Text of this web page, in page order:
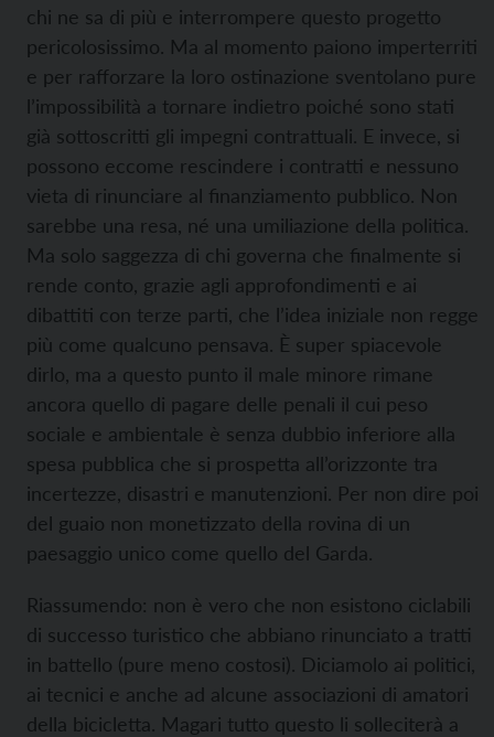
chi ne sa di più e interrompere questo progetto
pericolosissimo. Ma al momento paiono imperterriti
e per rafforzare la loro ostinazione sventolano pure
l’impossibilità a tornare indietro poiché sono stati
già sottoscritti gli impegni contrattuali. E invece, si
possono eccome rescindere i contratti e nessuno
vieta di rinunciare al finanziamento pubblico. Non
sarebbe una resa, né una umiliazione della politica.
Ma solo saggezza di chi governa che finalmente si
rende conto, grazie agli approfondimenti e ai
dibattiti con terze parti, che l’idea iniziale non regge
più come qualcuno pensava. È super spiacevole
dirlo, ma a questo punto il male minore rimane
ancora quello di pagare delle penali il cui peso
sociale e ambientale è senza dubbio inferiore alla
spesa pubblica che si prospetta all’orizzonte tra
incertezze, disastri e manutenzioni. Per non dire poi
del guaio non monetizzato della rovina di un
paesaggio unico come quello del Garda.
Riassumendo: non è vero che non esistono ciclabili
di successo turistico che abbiano rinunciato a tratti
in battello (pure meno costosi). Diciamolo ai politici,
ai tecnici e anche ad alcune associazioni di amatori
della bicicletta. Magari tutto questo li solleciterà a